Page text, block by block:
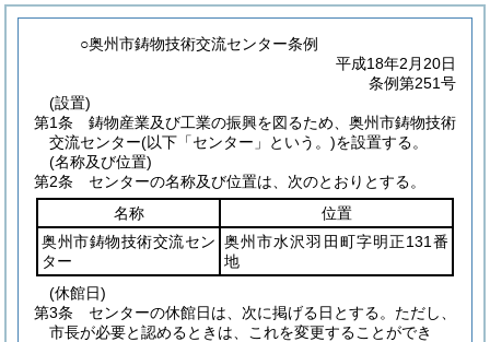
○奥州市鋳物技術交流センター条例
平成18年2月20日
条例第251号
(設置)
第1条
鋳物産業及び工業の振興を図るため、奥州市鋳物技術
交流センター(以下「センター」という。)を設置する。
(名称及び位置)
第2条
センターの名称及び位置は、次のとおりとする。
名称
位置
奥州市鋳物技術交流セン
ター
奥州市水沢羽田町字明正131番
地
(休館日)
第3条
センターの休館日は、次に掲げる日とする。 ただし、
市長が必要と認めるときは、これを変更することができ